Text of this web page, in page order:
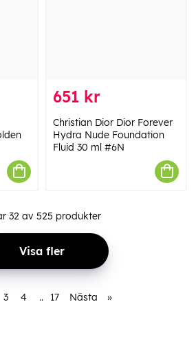
651 kr
Christian Dior Dior Forever
Hydra Nude Foundation
Fluid 30 ml #6N
32 av 525 produkter
Visa fler
3 4 .. 17 Nästa »